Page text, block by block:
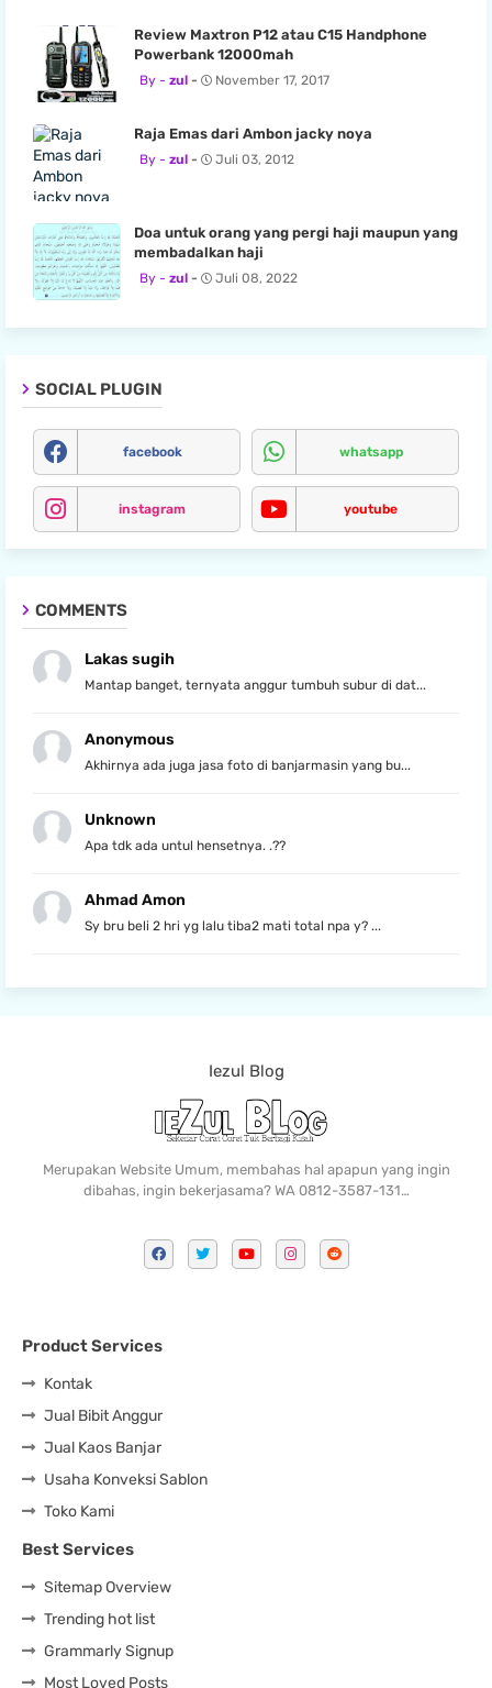
Review Maxtron P12 atau C15 Handphone
Powerbank 12000mah
zul November 17, 2017
Raja Emas dari Ambon jacky noya
zul Juli 03, 2012
Doa untuk orang yang pergi haji maupun yang
membadalkan haji
zul Juli 08, 2022
SOCIAL PLUGIN
facebook whatsapp
instagram youtube
COMMENTS
Lakas sugih
Mantap banget, ternyata anggur tumbuh subur di dat...
Anonymous
Akhirnya ada juga jasa foto di banjarmasin yang bu...
Unknown
Apa tdk ada untul hensetnya. .??
Ahmad Amon
Sy bru beli 2 hri yg lalu tiba2 mati total npa y? ...
Iezul Blog
Merupakan Website Umum, membahas hal apapun yang ingin
dibahas, ingin bekerjasama? WA 0812-3587-131…
Product Services
Kontak
Jual Bibit Anggur
Jual Kaos Banjar
Usaha Konveksi Sablon
Toko Kami
Best Services
Sitemap Overview
Trending hot list
Grammarly Signup
Most Loved Posts